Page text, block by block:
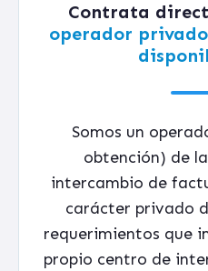
Contrata
operador
Somos un
obtención) de
intercambio de
carácter privado
requerimientos que
propio centro de